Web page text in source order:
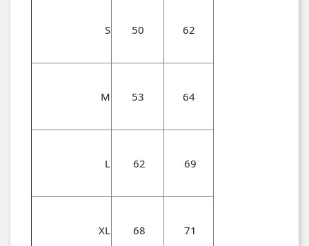
S 50 62
M 53 64
L 62 69
XL 68 71